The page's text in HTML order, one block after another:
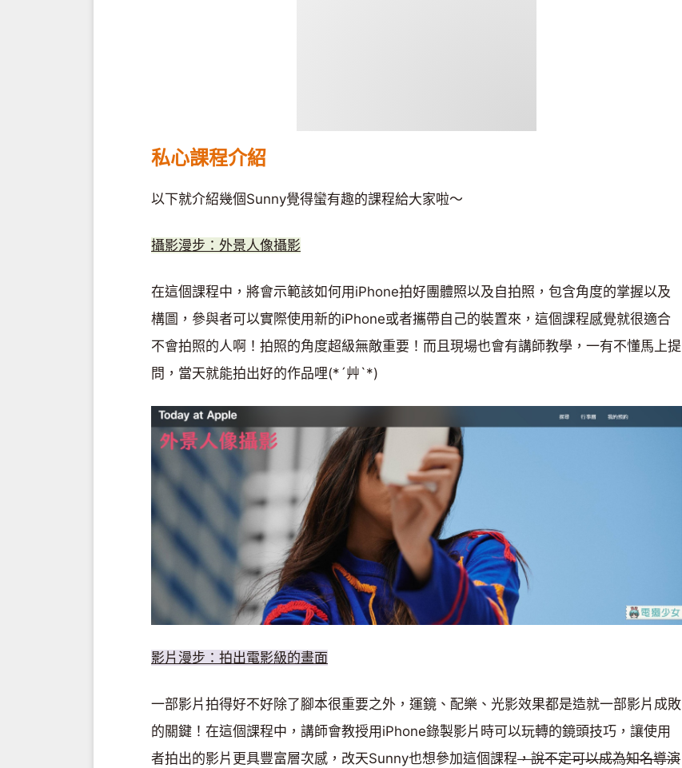
私心課程介紹
以下就介紹幾個Sunny覺得蠻有趣的課程給大家啦〜
攝⁠影漫步 ：外景人像攝⁠影
在這個課程中，將會示範該如何用iPhone拍好團體照以及自拍照，包含角度的掌握以及
構圖，參與者可以實際使用新的iPhone或者攜帶自己的裝置來，這個課程感覺就很適合
不會拍照的人啊！拍照的角度超級無敵重要！而且現場也會有講師教學，一有不懂馬上提
問，當天就能拍出好的作品哩(*´艸`*)
影片 漫步 ：拍出電影級的畫面
一部影片拍得好不好除了腳本很重要之外，運鏡、配樂、光影效果都是造就一部影片成敗
的關鍵！在這個課程中，講師會教授用iPhone錄製影片時可以玩轉的鏡頭技巧，讓使用
者拍出的影片更具豐富層次感，改天Sunny也想參加這個課程，說不定可以成為知名導演